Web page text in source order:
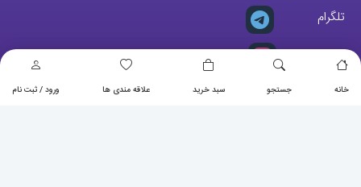
خانه جستجو سبد خرید علاقه مندی ها ورود / ثبت نام
تلگرام
پیج ساعت